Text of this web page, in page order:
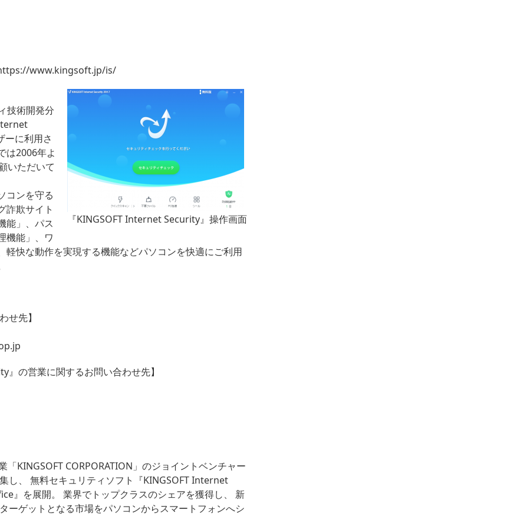
www.kingsoft.jp/is/
『KINGSOFT Internet Security』操作画面
技術開発分
ーに利用さ
は2006年よ
いただいて
コンを守る
詐欺サイト
能」、パス
機能」、ワ
快な動作を実現する機能などパソコンを快適にご利用
せ先】
』の営業に関するお問い合わせ先】
KINGSOFT CORPORATION」のジョイントベンチャー
し、 無料セキュリティソフト『KINGSOFT Internet
』を展開。 業界でトップクラスのシェアを獲得し、 新
ーゲットとなる市場をパソコンからスマートフォンへシ